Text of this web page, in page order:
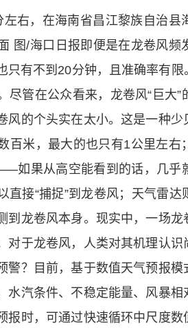
，在海南省昌江黎族自治县
图/海口日报即便是在龙卷风
只有不到20分钟，且准确率有
管在公众看来，龙卷风“巨大”
风的个头实在太小。这是一种
百米，最大的也只有1公里左
如果从高空能看到的话，几乎
直接“捕捉”到龙卷风；天气雷
到龙卷风本身。现实中，一场
对于龙卷风，人类对其机理认
警？目前，基于数值天气预报
水汽条件、不稳定能量、风暴
报时，可通过快速循环中尺度